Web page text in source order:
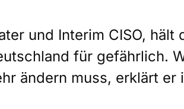
und Interim CISO, hält
für gefährlich.
ändern muss, erklärt er